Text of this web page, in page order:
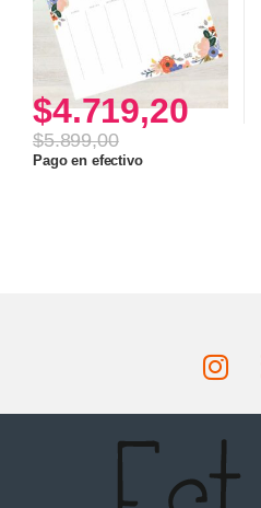
$4.719,20
$5.899,00
Pago en efectivo